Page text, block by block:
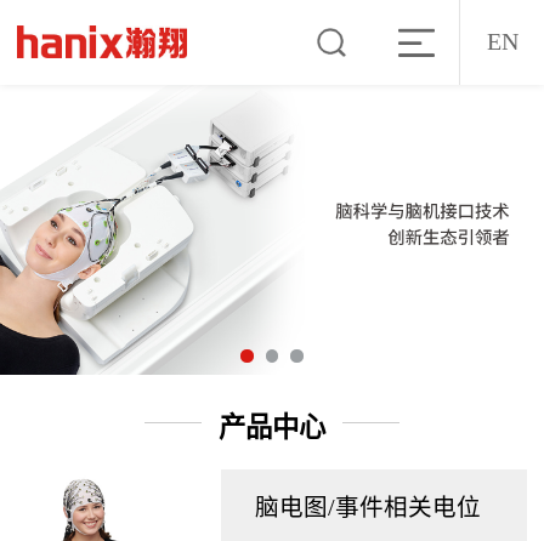
EN
产品中心
脑电图/事件相关电位